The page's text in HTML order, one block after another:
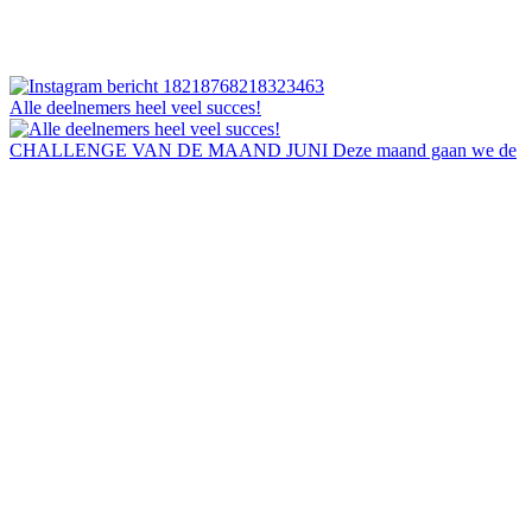
Alle deelnemers heel veel succes!
CHALLENGE VAN DE MAAND JUNI Deze maand gaan we de